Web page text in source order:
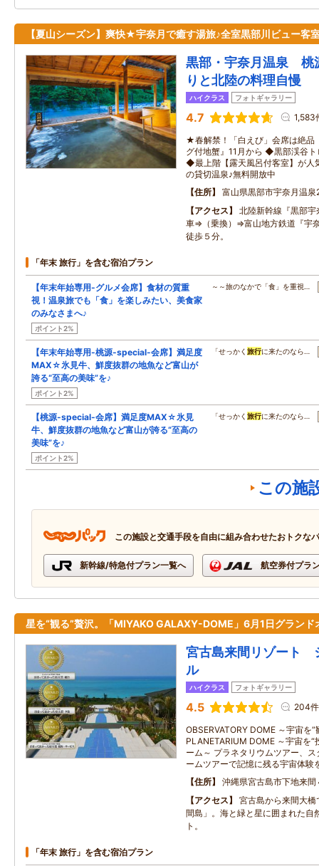
【夏山シーズン】爽快★宇奈月で癒す湯旅♪全室黒部川ビュー客
黒部・宇奈月温泉
りと北陸の料理自慢
ハイクラス フォトギャラリー
4.7 1,583
★春解禁！「白えび」会席は絶
グ付地蟹』11月から ◆黒部渓谷
◆最上階【露天風呂付客室】が
の貸切温泉♪無料開放中
住所
富山県黒部市宇奈月温
アクセス
北陸新幹線『黒部
車⇒（乗換）⇒富山地方鉄道『宇
徒歩５分。
「年末 旅行」を含む宿泊プラン
【年末年始専用-グルメ会席】食材の質重
視！温泉旅でも「食」を楽しみたい、美食家
のみなさまへ♪
ポイント2%
～～旅のなかで「食」を重視…
【年末年始専用-桃源-special-会席】満足度
MAX☆氷見牛、鮮度抜群の地魚など富山が
誇る“至高の美味”を♪
ポイント2%
「せっかく 旅行に来たのなら…
【桃源-special-会席】満足度MAX☆氷見
牛、鮮度抜群の地魚など富山が誇る“至高の
美味”を♪
ポイント2%
「せっかく 旅行に来たのなら…
この施
この施設と交通手段を自由に組み合わせたおトクな
新幹線/特急付プラン一覧へ 航空券付プラ
星を“観る”贅沢。「MIYAKO GALAXY-DOME」6月1日グランド
宮古島来間リゾート
ル
ハイクラス フォトギャラリー
4.5 204件
OBSERVATORY DOME ～宇宙を
PLANETARIUM DOME ～宇宙を
ーム～ プラネタリウムツアー、
ームツアーで記憶に残る宇宙体験
住所
沖縄県宮古島市下地来間
アクセス
宮古島から来間大
間島」。海と緑と星に囲まれた自
ト。
「年末 旅行」を含む宿泊プラン